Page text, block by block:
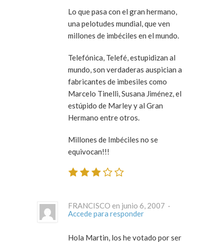
Lo que pasa con el gran hermano,
una pelotudes mundial, que ven
millones de imbéciles en el mundo.
Telefónica, Telefé, estupidizan al
mundo, son verdaderas auspician a
fabricantes de imbesiles como
Marcelo Tinelli, Susana Jiménez, el
estúpido de Marley y al Gran
Hermano entre otros.
Millones de Imbéciles no se
equivocan!!!
FRANCISCO en junio 6, 2007 ·
Accede para responder
Hola Martin, los he votado por ser